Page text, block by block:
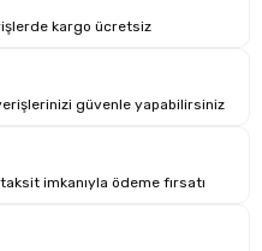
seviyesindedir. En uygun
kargo ücretsiz
güvenle yapabilirsiniz
imkanıyla ödeme fırsatı